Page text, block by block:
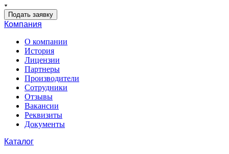
Подать заявку
Компания
О компании
История
Лицензии
Партнеры
Производители
Сотрудники
Отзывы
Вакансии
Реквизиты
Документы
Каталог